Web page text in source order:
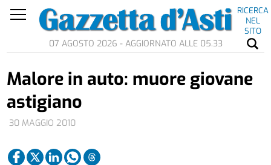
RICERCA
NEL
SITO
07 AGOSTO 2026 - AGGIORNATO ALLE 05.33
30 MAGGIO 2010
Malore in auto: muore giovane
astigiano